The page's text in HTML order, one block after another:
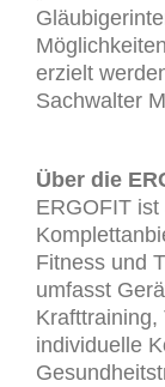
erzielt
Sachwalter
Über die
ERGOFIT
Fitness und
umfasst
Krafttraining,
individuelle